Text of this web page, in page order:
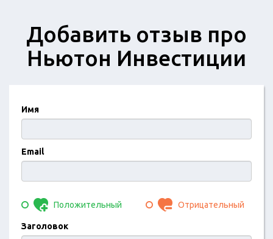
Добавить отзыв про
Ньютон Инвестиции
Имя
Email
Положительный Отрицательный
Заголовок